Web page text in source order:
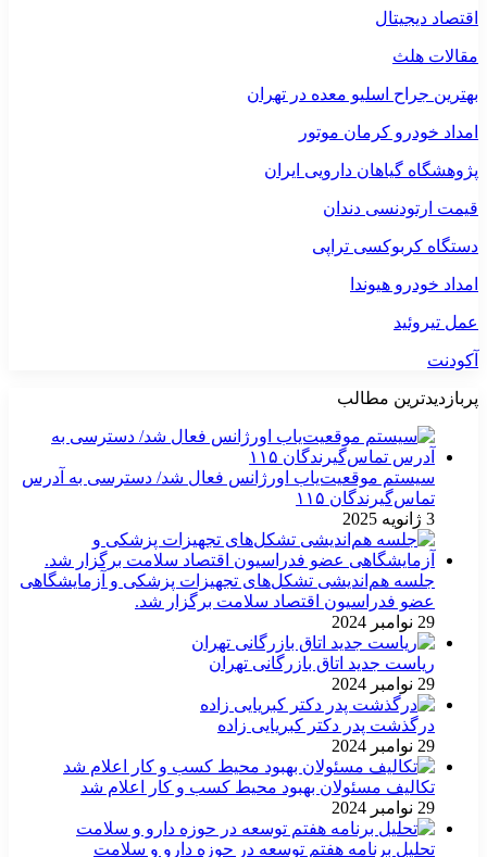
اقتصاد دیجیتال
مقالات هلث
بهترین جراح اسلیو معده در تهران
امداد خودرو کرمان موتور
پژوهشگاه گیاهان دارویی ایران
قیمت ارتودنسی دندان
دستگاه کربوکسی تراپی
امداد خودرو هیوندا
عمل تیروئید
آکودنت
پربازدیدترین مطالب
سیستم موقعیت‌یاب اورژانس فعال شد/ دسترسی به آدرس
تماس‌گیرندگان ۱۱۵
3 ژانویه 2025
جلسه هم‌اندیشی تشکل‌های تجهیزات پزشکی و آزمایشگاهی
عضو فدراسیون اقتصاد سلامت برگزار شد.
29 نوامبر 2024
ریاست جدید اتاق بازرگانی تهران
29 نوامبر 2024
درگذشت پدر دکتر کبریایی زاده
29 نوامبر 2024
تکالیف مسئولان بهبود محیط کسب و کار اعلام شد
29 نوامبر 2024
تحلیل برنامه هفتم توسعه در حوزه دارو و سلامت